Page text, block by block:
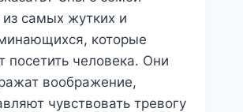
из самых жутких и
которые
посетить человека. Они
воображение,
чувствовать тревогу